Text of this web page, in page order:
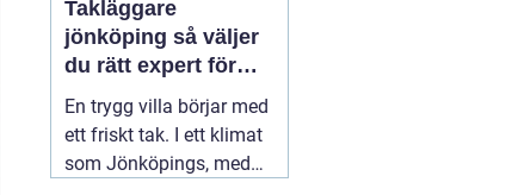
Takläggare
jönköping så väljer
du rätt expert för
ditt tak
En trygg villa börjar med
ett friskt tak. I ett klimat
som Jönköpings, med